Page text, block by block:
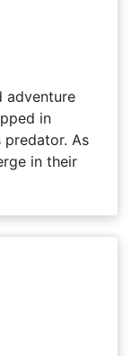
adventure
in
predator. As
in their